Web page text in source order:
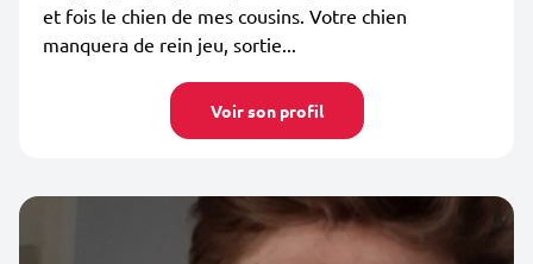
et fois le chien de mes cousins. Votre chien
manquera de rein jeu, sortie...
Voir son profil